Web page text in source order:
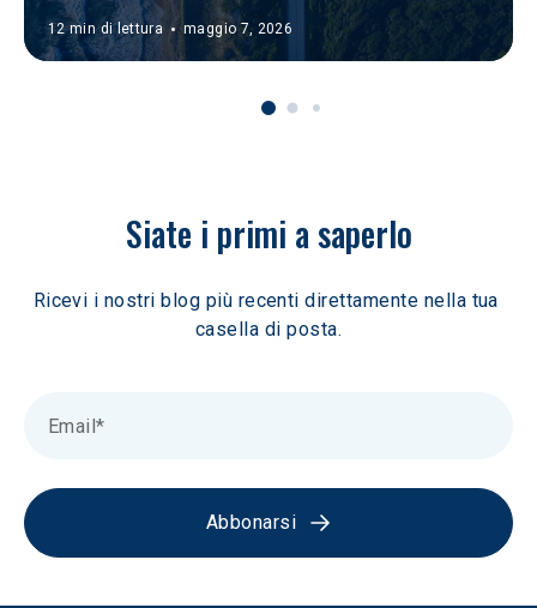
12 min di lettura maggio 7, 2026
Siate i primi a saperlo
Ricevi i nostri blog più recenti direttamente nella tua
casella di posta.
Abbonarsi